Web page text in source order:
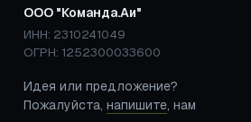
ООО "Команда.Аи"
ИНН: 2310241049
ОГРН: 1252300033600
Идея или предложение?
Пожалуйста, напишите, нам